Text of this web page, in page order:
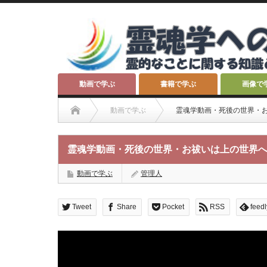
動画で学ぶ 書籍で学ぶ 画像で
動画で学ぶ 霊魂学動画・死後の世界・
霊魂学動画・死後の世界・お祓いは上の世界
動画で学ぶ 管理人
Tweet Share Pocket RSS